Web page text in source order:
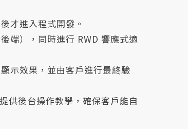
才進入程式開發。
端），同時進行 RWD 響應式適
示效果，並由客戶進行最終驗
供後台操作教學，確保客戶能自